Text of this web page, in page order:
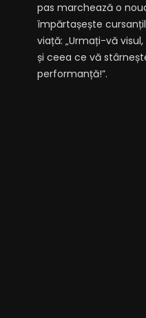
pas marchează o
împărtașește
viață: „Urmați-vă
și ceea ce vă
performanță!”.